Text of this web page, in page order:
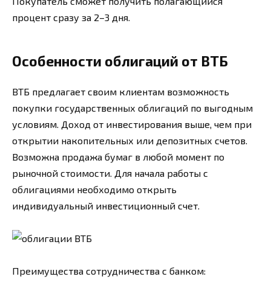
процент сразу за 2–3 дня.
Особенности облигаций от ВТБ
ВТБ предлагает своим клиентам возможность
покупки государственных облигаций по выгодным
условиям. Доход от инвестирования выше, чем при
открытии накопительных или депозитных счетов.
Возможна продажа бумаг в любой момент по
рыночной стоимости. Для начала работы с
облигациями необходимо открыть
индивидуальный инвестиционный счет.
Преимущества сотрудничества с банком: